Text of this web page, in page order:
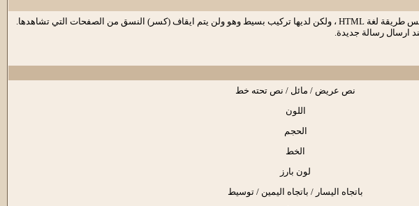
BB code عبارة عن مجموعة من الأكواد المشتقة من لغة (html) والتي تكون قد تعرفت عليها من قبل .تسمح لك باضافة تهيئة إلى رسائلك بنفس طريقة لغة HTML ، ولكن لديها تركيب بسيط وهو ولن يتم ايقاف (كسر) النسق من الصفحات التي تشاهدها.
نص عريض / مائل / نص تحته خط
اللون
الحجم
الخط
لون بارز
باتجاه اليسار / باتجاه اليمين / توسيط